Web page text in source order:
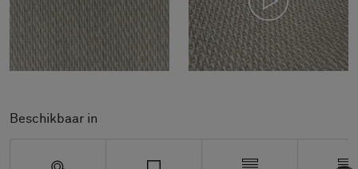
Beschikbaar in